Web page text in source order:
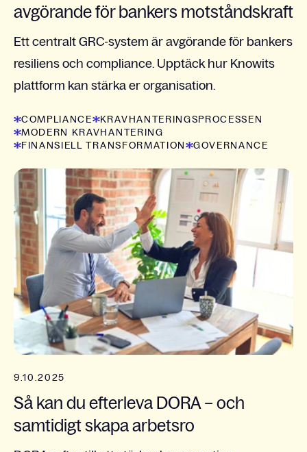
avgörande för bankers motståndskraft
Ett centralt GRC-system är avgörande för bankers
resiliens och compliance. Upptäck hur Knowits
plattform kan stärka er organisation.
COMPLIANCE
KRAVHANTERINGSPROCESSEN
MODERN KRAVHANTERING
FINANSIELL TRANSFORMATION
GOVERNANCE
9.10.2025
Så kan du efterleva DORA – och
samtidigt skapa arbetsro